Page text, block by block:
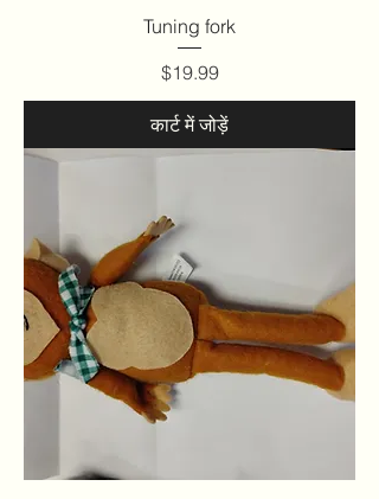
Tuning fork
मूल्य
$19.99
कार्ट में जोड़ें